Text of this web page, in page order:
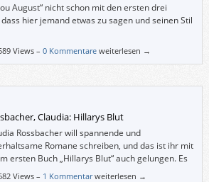
August“ nicht schon mit den ersten drei
hier jemand etwas zu sagen und seinen Stil
Views – 0 Kommentare weiterlesen →
Claudia: Hillarys Blut
Rossbacher will spannende und
Romane schreiben, und das ist ihr mit
ersten Buch „Hillarys Blut“ auch gelungen. Es
unter Schönen und/oder Reichen auf der
Views – 1 Kommentar weiterlesen →